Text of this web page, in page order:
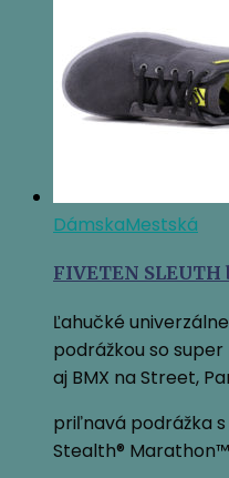
DámskaMestská
FIVETEN
Ľahučké
podrážkou so
aj BMX na Street,
priľnavá podrážka
Stealth®